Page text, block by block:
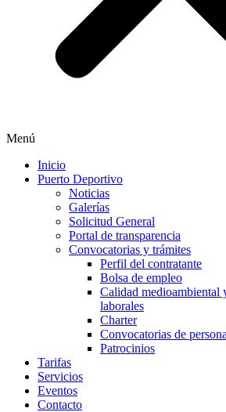
Menú
Inicio
Puerto Deportivo
Noticias
Galerías
Solicitud General
Portal de transparencia
Convocatorias y trámites
Perfil del contratante
Bolsa de empleo
Calidad medioambiental
laborales
Charter
Convocatorias de
Patrocinios
Tarifas
Servicios
Eventos
Contacto